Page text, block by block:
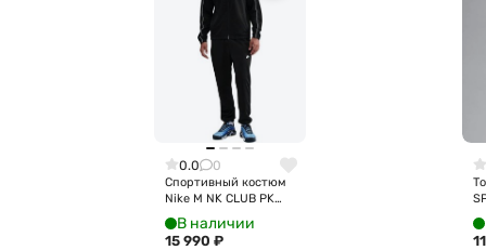
0.0 0
Спортивный костюм
Nike M NK CLUB PK
TRK SUIT HV1444-010
В наличии
15 990 ₽